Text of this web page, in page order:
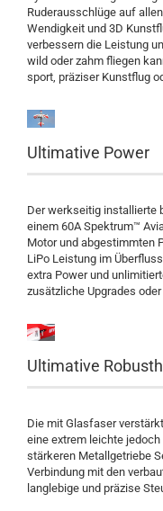
Ruderausschlüge auf
Wendigkeit und 3D
verbessern die Leistung
wild oder zahm fliegen
sport, präziser Kunstflug
Ultimative Power
Der werkseitig installierte
einem 60A Spektrum™
Motor und abgestimmten
LiPo Leistung im
extra Power und
zusätzliche Upgrades
Ultimative
Die mit Glasfaser
eine extrem leichte
stärkeren Metallgetriebe
Verbindung mit den
langlebige und präzise